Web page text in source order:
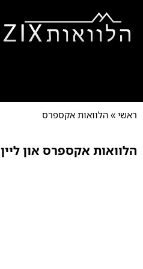
ראשי » הלוואות אקספרס
הלוואות אקספרס און ליין